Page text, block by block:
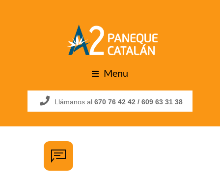
Menu
Llámanos al 670 76 42 42 / 609 63 31 38